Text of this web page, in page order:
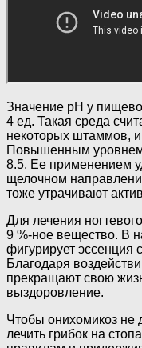
Значение pH у
4 ед. Такая среда
некоторых штаммов, и
Повышенным уровнем
8.5. Ее применением
щелочном
тоже утрачивают
Для лечения
9 %-ное вещество. В
фигурирует эссенция
Благодаря
прекращают свою
выздоровление.
Чтобы онихомикоз не
лечить грибок на